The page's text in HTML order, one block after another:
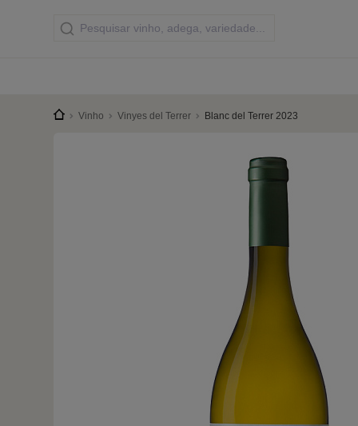
Vinho Vinyes del Terrer Blanc del Terrer 2023